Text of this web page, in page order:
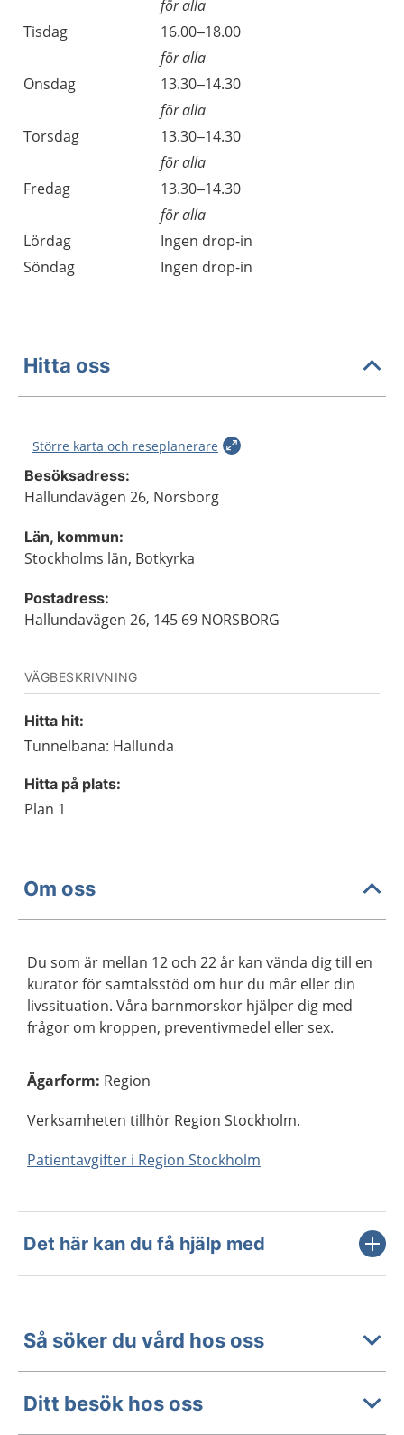
för alla
Tisdag
16.00–18.00
för alla
Onsdag
13.30–14.30
för alla
Torsdag
13.30–14.30
för alla
Fredag
13.30–14.30
för alla
Lördag
Ingen drop-in
Söndag
Ingen drop-in
Hitta oss
Större karta och reseplanerare
Besöksadress:
Hallundavägen 26, Norsborg
Län, kommun:
Stockholms län, Botkyrka
Postadress:
Hallundavägen 26, 145 69 NORSBORG
VÄGBESKRIVNING
Hitta hit:
Tunnelbana: Hallunda
Hitta på plats:
Plan 1
Om oss
Du som är mellan 12 och 22 år kan vända dig till en
kurator för samtalsstöd om hur du mår eller din
livssituation. Våra barnmorskor hjälper dig med
frågor om kroppen, preventivmedel eller sex.
Ägarform: Region
Verksamheten tillhör Region Stockholm.
Patientavgifter i Region Stockholm
Det här kan du få hjälp med
Så söker du vård hos oss
Ditt besök hos oss